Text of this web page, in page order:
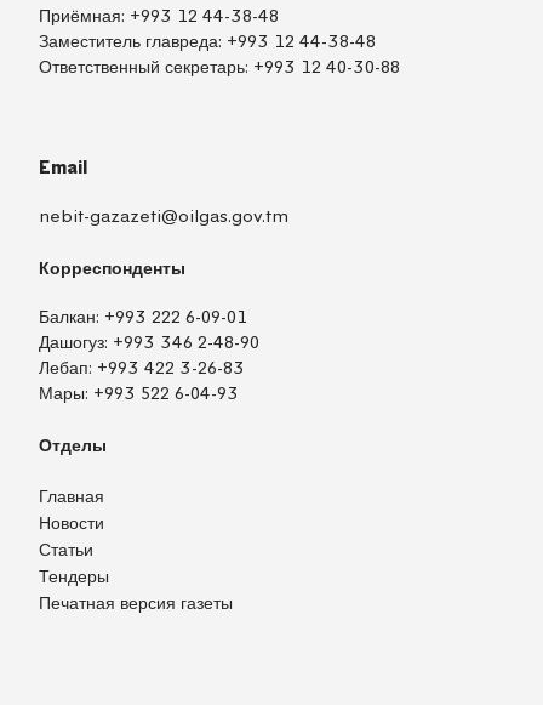
Приёмная: +993 12 44-38-48
Заместитель главреда: +993 12 44-38-48
Ответственный секретарь: +993 12 40-30-88
Email
nebit-gazazeti@oilgas.gov.tm
Корреспонденты
Балкан: +993 222 6-09-01
Дашогуз: +993 346 2-48-90
Лебап: +993 422 3-26-83
Мары: +993 522 6-04-93
Отделы
Главная
Новости
Статьи
Тендеры
Печатная версия газеты